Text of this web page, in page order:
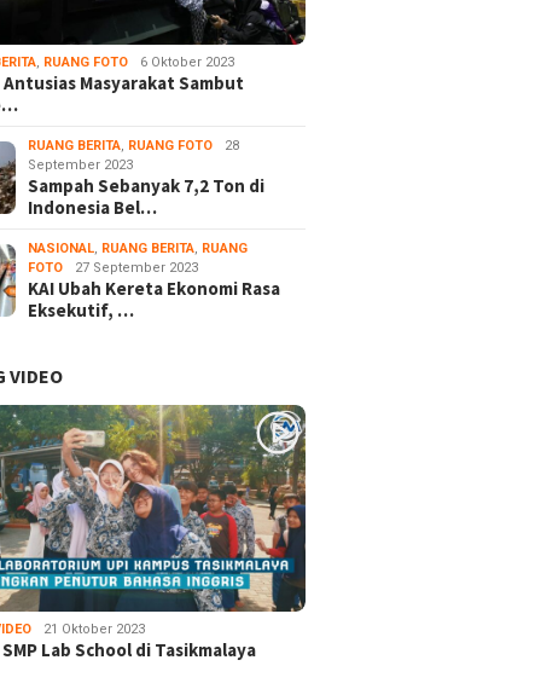
Siswa SLB Yayasan
Apresiasi Karya
HIPSIK
Spirit Pengabdian, DPC PKB
Kota Tasikmalaya Gelar
Silaturahmi dan Mujahadah
, RUANG FOTO 6 Oktober 2023
Masyarakat Sambut
RUANG BERITA, RUANG FOTO
28
September 2023
Sampah Sebanyak 7,2 Ton di
Indonesia Bel…
NASIONAL, RUANG BERITA, RUANG
FOTO
27 September 2023
KAI Ubah Kereta Ekonomi Rasa
Eksekutif, …
VIDEO
21 Oktober 2023
Lab School di Tasikmalaya